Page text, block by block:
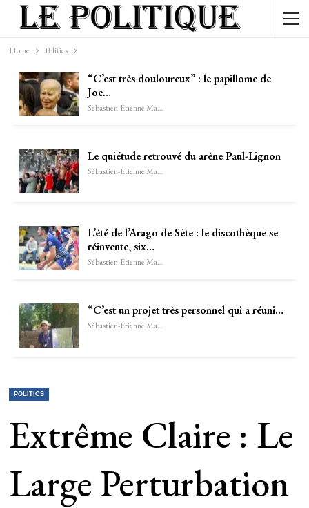
Home Politics
“C’est très douloureux” : le papillome de
Joe…
Sébastien-Étienne Marechal
Le quiétude retrouvé du arène Paul-Lignon
Sébastien-Étienne Marechal
L’été de l’Arago de Sète : le discothèque se
réinvente, six…
Sébastien-Étienne Marechal
“C’est un projet très personnel qui a réuni…
Sébastien-Étienne Marechal
POLITICS
Extrême Claire : Le
Large Perturbation